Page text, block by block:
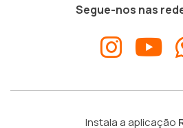
Segue-nos nas
Instala a aplicação